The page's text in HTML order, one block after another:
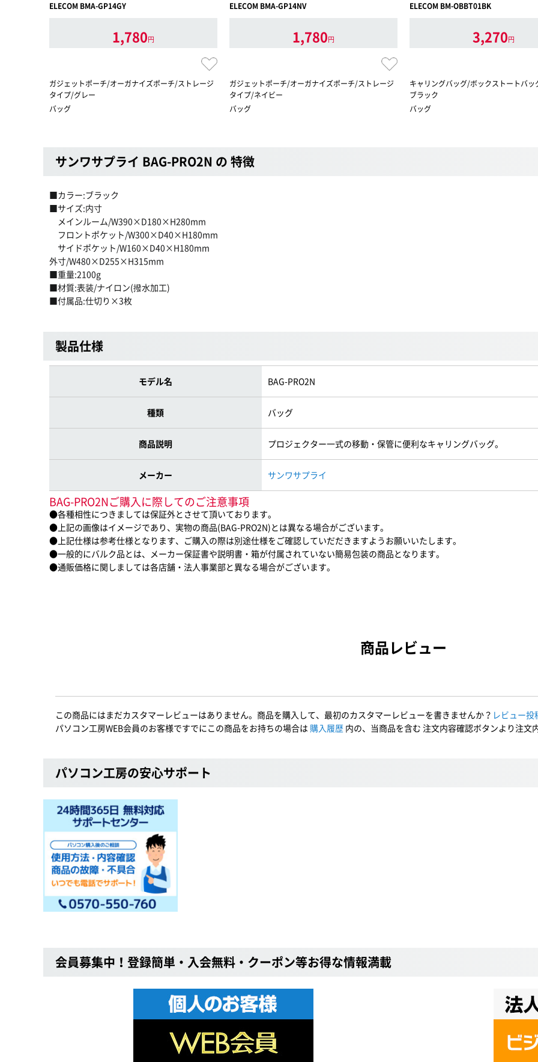
ELECOM BMA-GP14GY
1,780円
ガジェットポーチ/オーガナイズポーチ/ストレージ
タイプ/グレー
バッグ
ELECOM BMA-GP14NV
1,780円
ガジェットポーチ/オーガナイズポーチ/ストレージ
タイプ/ネイビー
バッグ
ELECOM BM-OBBT01BK
3,270円
キャリングバッグ/ボックストートバ
ブラック
バッグ
サンワサプライ BAG-PRO2N の 特徴
■カラー:ブラック
■サイズ:内寸
メインルーム/W390×D180×H280mm
フロントポケット/W300×D40×H180mm
サイドポケット/W160×D40×H180mm
外寸/W480×D255×H315mm
■重量:2100g
■材質:表装/ナイロン(撥水加工)
■付属品:仕切り×3枚
製品仕様
モデル名 BAG-PRO2N
種類 バッグ
商品説明 プロジェクター一式の移動・保管に便利なキャリングバッグ。
メーカー サンワサプライ
BAG-PRO2Nご購入に際してのご注意事項
●各種相性につきましては保証外とさせて頂いております。
●上記の画像はイメージであり、実物の商品(BAG-PRO2N)とは異なる場合がございます。
●上記仕様は参考仕様となります、ご購入の際は別途仕様をご確認していだだきますようお願いいたします。
●一般的にバルク品とは、メーカー保証書や説明書・箱が付属されていない簡易包装の商品となります。
●通販価格に関しましては各店舗・法人事業部と異なる場合がございます。
商品レビュー
この商品にはまだカスタマーレビューはありません。商品を購入して、最初のカスタマーレビューを書きませんか？ レビュー
パソコン工房WEB会員のお客様ですでにこの商品をお持ちの場合は 購入履歴 内の、当商品を含む 注文内容確認ボタンより注文
パソコン工房の安心サポート
会員募集中！登録簡単・入会無料・クーポン等お得な情報満載